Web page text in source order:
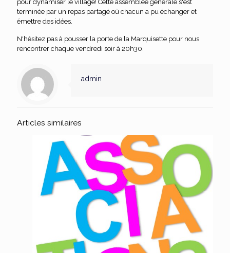
pour dynamiser le village! Cette assemblée générale s'est
terminée par un repas partagé où chacun a pu échanger et
émettre des idées.
N'hésitez pas à pousser la porte de la Marquisette pour nous
rencontrer chaque vendredi soir à 20h30.
admin
Articles similaires